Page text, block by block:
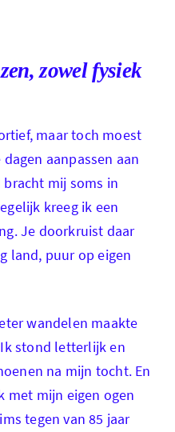
zowel fysiek
maar toch moest
aanpassen aan
mij soms in
kreeg ik een
Je doorkruist daar
land, puur op eigen
wandelen maakte
stond letterlijk en
na mijn tocht. En
met mijn eigen ogen
tegen van 85 jaar